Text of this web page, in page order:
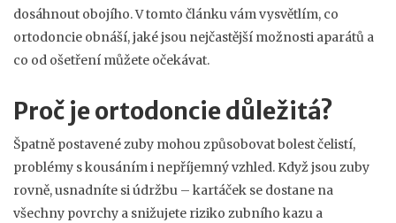
dosáhnout obojího. V tomto článku vám vysvětlím, co
ortodoncie obnáší, jaké jsou nejčastější možnosti aparátů a
co od ošetření můžete očekávat.
Proč je ortodoncie důležitá?
Špatně postavené zuby mohou způsobovat bolest čelistí,
problémy s kousáním i nepříjemný vzhled. Když jsou zuby
rovně, usnadníte si údržbu – kartáček se dostane na
všechny povrchy a snižujete riziko zubního kazu a